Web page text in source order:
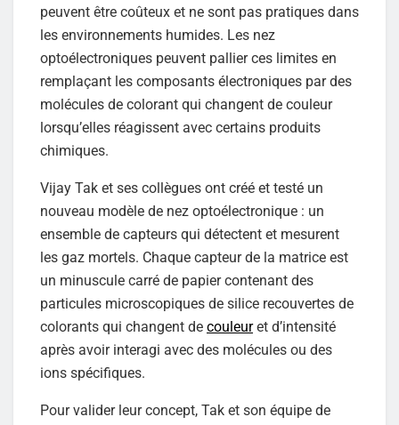
peuvent être coûteux et ne sont pas pratiques dans
les environnements humides. Les nez
optoélectroniques peuvent pallier ces limites en
remplaçant les composants électroniques par des
molécules de colorant qui changent de couleur
lorsqu’elles réagissent avec certains produits
chimiques.
Vijay Tak et ses collègues ont créé et testé un
nouveau modèle de nez optoélectronique : un
ensemble de capteurs qui détectent et mesurent
les gaz mortels. Chaque capteur de la matrice est
un minuscule carré de papier contenant des
particules microscopiques de silice recouvertes de
colorants qui changent de couleuret d’intensité
après avoir interagi avec des molécules ou des
ions spécifiques.
Pour valider leur concept, Tak et son équipe de